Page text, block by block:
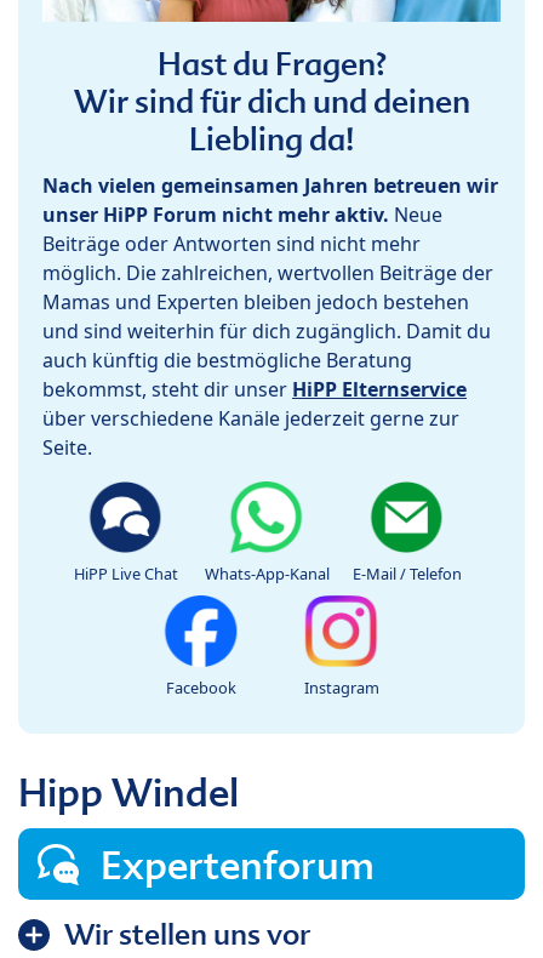
Hast du Fragen?
Wir sind für dich und deinen
Liebling da!
Nach vielen gemeinsamen Jahren betreuen wir
unser HiPP Forum nicht mehr aktiv. Neue
Beiträge oder Antworten sind nicht mehr
möglich. Die zahlreichen, wertvollen Beiträge der
Mamas und Experten bleiben jedoch bestehen
und sind weiterhin für dich zugänglich. Damit du
auch künftig die bestmögliche Beratung
bekommst, steht dir unser HiPP Elternservice
über verschiedene Kanäle jederzeit gerne zur
Seite.
HiPP Live Chat Whats-App-Kanal E-Mail / Telefon
Facebook Instagram
Hipp Windel
Expertenforum
Wir stellen uns vor